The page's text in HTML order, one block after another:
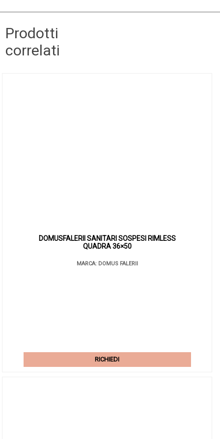
Prodotti
correlati
DOMUSFALERII SANITARI SOSPESI RIMLESS
QUADRA 36×50
MARCA: DOMUS FALERII
RICHIEDI